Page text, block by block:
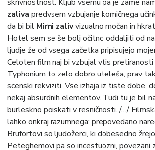
skrivnostnost. Kljub vsemu pa je zame
zaliva predvsem vzbujanje komičnega
da bi bil Mirni zalivvizualno močan in
Hotel sem se še bolj očitno oddaljiti od
ljudje že od vsega začetka pripisujejo
Celoten film naj bi vzbujal vtis pretiranosti
Typhonium to zelo dobro uteleša, prav
scenski rekviziti. Vse izhaja iz tiste dobe,
nekaj absurdnih elementov. Tudi tu je bil
burleskno poiskati v resničnosti. /…/
lahko onkraj razumnega; prepovedano
Brufortovi so ljudožerci, ki dobesedno
Peteghemovi pa so incestuozni, povezani